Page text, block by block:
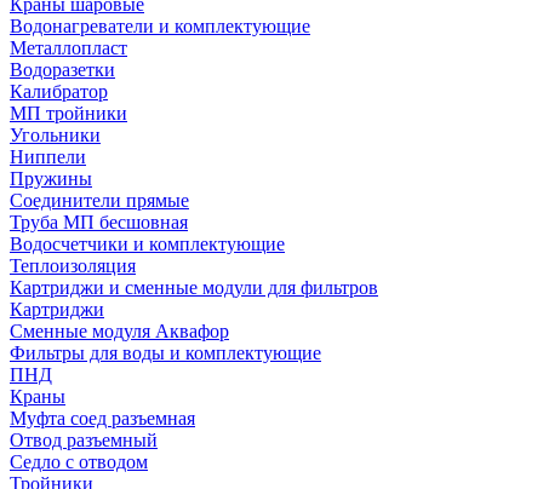
Краны шаровые
Водонагреватели и комплектующие
Металлопласт
Водоразетки
Калибратор
МП тройники
Угольники
Ниппели
Пружины
Соединители прямые
Труба МП бесшовная
Водосчетчики и комплектующие
Теплоизоляция
Картриджи и сменные модули для фильтров
Картриджи
Сменные модуля Аквафор
Фильтры для воды и комплектующие
ПНД
Краны
Муфта соед разъемная
Отвод разъемный
Седло с отводом
Тройники